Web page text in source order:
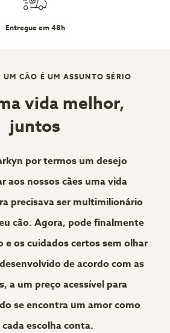
Entregue em 48h
UM CÃO É UM ASSUNTO SÉRIO
vida melhor,
juntos
por termos um desejo
aos nossos cães uma vida
precisava ser multimilionário
cão. Agora, pode finalmente
e os cuidados certos sem olhar
de acordo com as
a um preço acessível para
se encontra um amor como
escolha conta.